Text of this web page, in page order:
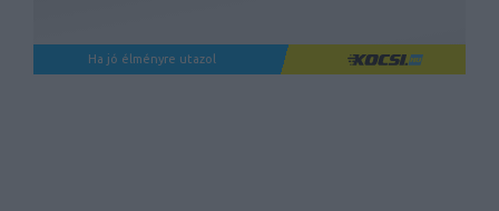
Ha jó élményre utazol